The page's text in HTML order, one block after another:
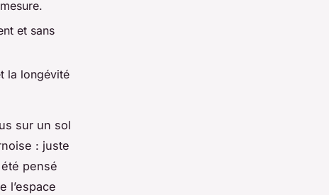
et sans
la longévité
sur un sol
: juste
pensé
l’espace